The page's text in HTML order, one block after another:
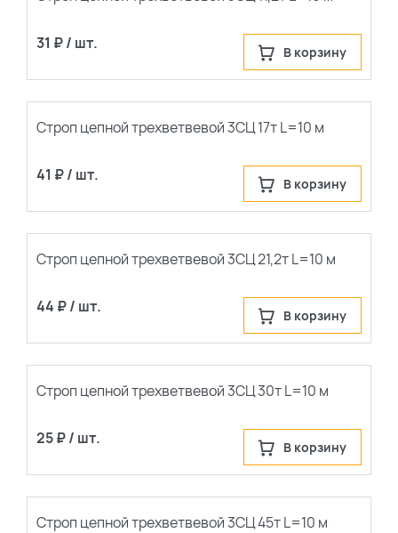
31 ₽ / шт. В корзину
Строп цепной трехветвевой 3СЦ 17т L=10 м
41 ₽ / шт. В корзину
Строп цепной трехветвевой 3СЦ 21,2т L=10 м
44 ₽ / шт. В корзину
Строп цепной трехветвевой 3СЦ 30т L=10 м
25 ₽ / шт. В корзину
Строп цепной трехветвевой 3СЦ 45т L=10 м